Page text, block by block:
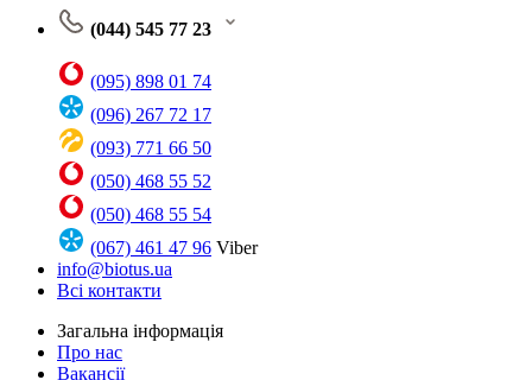
(044) 545 77 23
(095) 898 01 74
(096) 267 72 17
(093) 771 66 50
(050) 468 55 52
(050) 468 55 54
(067) 461 47 96 Viber
info@biotus.ua
Всі контакти
Загальна інформація
Про нас
Вакансії